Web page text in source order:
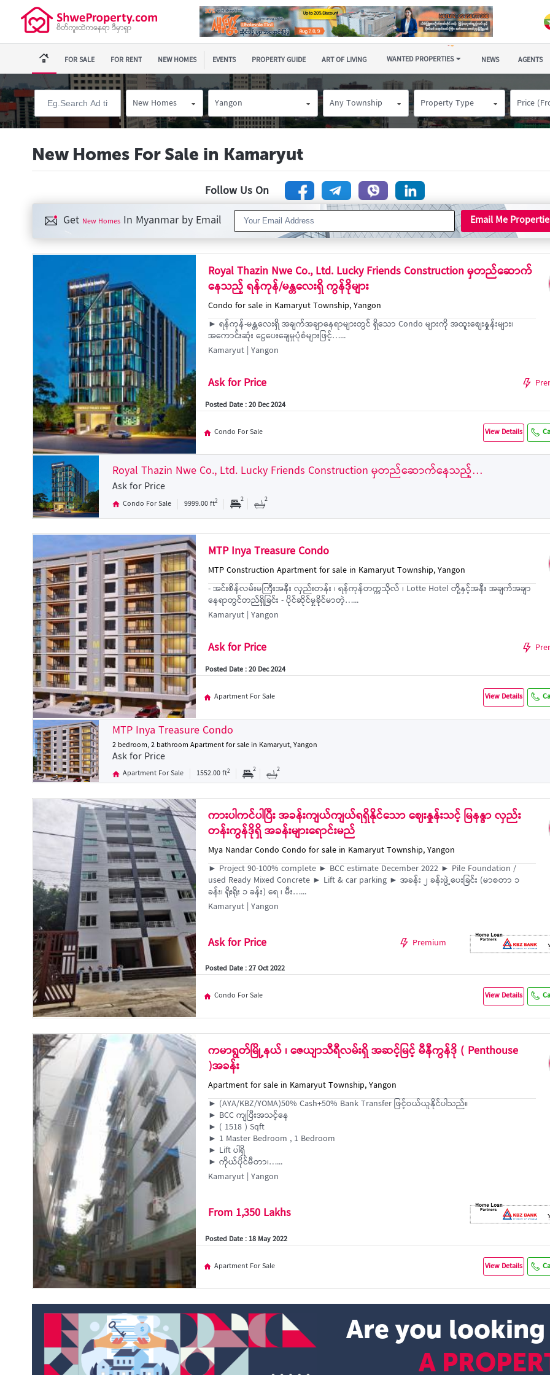
FOR SALE FOR RENT NEW HOMES EVENTS PROPERTY GUIDE ART OF LIVING WANTED PROPERTIES NEWS AGENTS
New Homes Yangon Any Township Property Type Price
New Homes For Sale in Kamaryut
Follow Us On
Get New Homes In Myanmar by Email Email Me
Royal Thazin Nwe Co., Ltd. Lucky Friends Construction မှတည်ဆောက်
နေသည့် ရန်ကုန်/မန္တလေးရှိ ကွန်ဒိုများ
Condo for sale in Kamaryut Township, Yangon
► ရန်ကုန်-မန္တလေးရှိ အချက်အချာနေရာများတွင် ရှိသော Condo များကို အထူးစျေးနှုန်းများ၊
အကောင်းဆုံး ငွေပေးချေမှုပုံစံများဖြင့်…...
Kamaryut | Yangon
Ask for Price
Posted Date : 20 Dec 2024
Condo For Sale View Details
Royal Thazin Nwe Co., Ltd. Lucky Friends Construction မှတည်ဆောက်နေသည့်…
Ask for Price
Condo For Sale 9999.00 ft2 2 2
MTP Inya Treasure Condo
MTP Construction Apartment for sale in Kamaryut Township, Yangon
- အင်းစိန်လမ်းမကြီးအနီး လှည်းတန်း ၊ ရန်ကုန်တက္ကသိုလ် ၊ Lotte Hotel တို့နှင့်အနီး အချက်အချာ
နေရာတွင်တည်ရှိခြင်း - ပိုင်ဆိုင်မှုခိုင်မာတဲ့…...
Kamaryut | Yangon
Ask for Price
Posted Date : 20 Dec 2024
Apartment For Sale View Details
MTP Inya Treasure Condo
2 bedroom, 2 bathroom Apartment for sale in Kamaryut, Yangon
Ask for Price
Apartment For Sale 1552.00 ft2 2 2
ကားပါကင်ပါပြီး အခန်းကျယ်ကျယ်ရရှိနိုင်သော ဈေးနှုန်းသင့် မြနန္ဒာ လှည်း
တန်းကွန်ဒိုရှိ အခန်းများရောင်းမည်
Mya Nandar Condo Condo for sale in Kamaryut Township, Yangon
► Project 90-100% complete ► BCC estimate December 2022 ► Pile Foundation /
used Ready Mixed Concrete ► Lift & car parking ► အခန်း ၂ ခန်းဖွဲ့ပေးခြင်း (မာစတာ ၁
ခန်း၊ ရိုးရိုး ၁ ခန်း) ရေ ၊ မီး…...
Kamaryut | Yangon
Ask for Price Premium
Posted Date : 27 Oct 2022
Condo For Sale View Details
ကမာရွတ်မြို့နယ် ၊ ဇေယျာသီရီလမ်းရှိ အဆင့်မြင့် မီနီကွန်ဒို ( Penthouse
)အခန်း
Apartment for sale in Kamaryut Township, Yangon
► (AYA/KBZ/YOMA)50% Cash+50% Bank Transfer ဖြင့်ဝယ်ယူနိုင်ပါသည်။
► BCC ကျပြီးအသင့်နေ
► ( 1518 ) Sqft
► 1 Master Bedroom , 1 Bedroom
► Lift ပါရှိ
► ကိုယ်ပိုင်မီတာ၊…...
Kamaryut | Yangon
From 1,350 Lakhs
Posted Date : 18 May 2022
Apartment For Sale View Details
Are you
A